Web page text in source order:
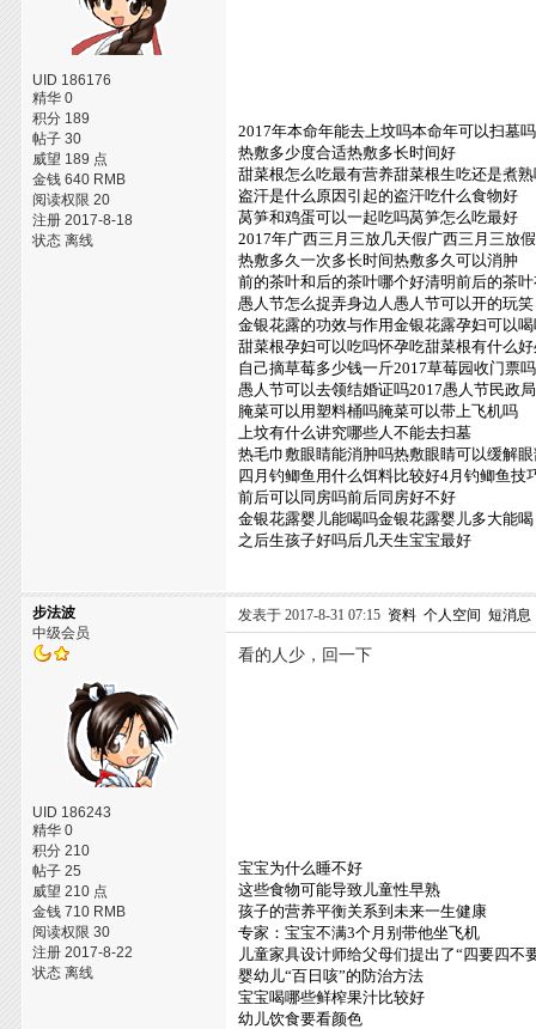
UID 186176
精华 0
积分 189
帖子 30
威望 189 点
金钱 640 RMB
阅读权限 20
注册 2017-8-18
状态 离线
2017年本命年能去上坟吗本命年可以扫墓吗
热敷多少度合适热敷多长时间好
甜菜根怎么吃最有营养甜菜根生吃还是煮
盗汗是什么原因引起的盗汗吃什么食物好
莴笋和鸡蛋可以一起吃吗莴笋怎么吃最好
2017年广西三月三放几天假广西三月三放
热敷多久一次多长时间热敷多久可以消肿
前的茶叶和后的茶叶哪个好清明前后的茶
愚人节怎么捉弄身边人愚人节可以开的玩笑
金银花露的功效与作用金银花露孕妇可以
甜菜根孕妇可以吃吗怀孕吃甜菜根有什么
自己摘草莓多少钱一斤2017草莓园收门票
愚人节可以去领结婚证吗2017愚人节民政
腌菜可以用塑料桶吗腌菜可以带上飞机吗
上坟有什么讲究哪些人不能去扫墓
热毛巾敷眼睛能消肿吗热敷眼睛可以缓解
四月钓鲫鱼用什么饵料比较好4月钓鲫鱼技
前后可以同房吗前后同房好不好
金银花露婴儿能喝吗金银花露婴儿多大能喝
之后生孩子好吗后几天生宝宝最好
步法波
中级会员
UID 186243
精华 0
积分 210
帖子 25
威望 210 点
金钱 710 RMB
阅读权限 30
注册 2017-8-22
状态 离线
发表于 2017-8-31 07:15 资料 个人空间 短消息
看的人少，回一下
宝宝为什么睡不好
这些食物可能导致儿童性早熟
孩子的营养平衡关系到未来一生健康
专家：宝宝不满3个月别带他坐飞机
儿童家具设计师给父母们提出了“四要四不
婴幼儿“百日咳”的防治方法
宝宝喝哪些鲜榨果汁比较好
幼儿饮食要看颜色